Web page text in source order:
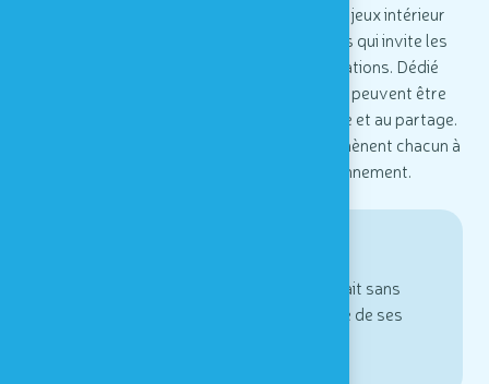
Cet espace n’est ni un musée ni une plaine de jeux intérieur
mais un lieu d’expériences et de découvertes qui invite les
enfants et les adultes à revenir à leurs sensations. Dédié
prioritairement aux enfants, les expériences peuvent être
vécues par tous et sont prétexte à l’échange et au partage.
Elles étonnent, font réfléchir, amusent et amènent chacun à
comprendre ses propres modes de fonctionnement.
Une visite hors du commun qui se fait sans
chaussures pour être plus à l’écoute de ses